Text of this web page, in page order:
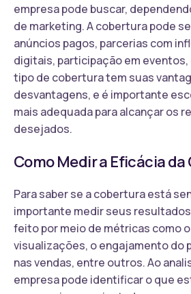
empresa pode buscar,
de marketing. A cobertura pode
anúncios pagos, parcerias com
digitais, participação em
tipo de cobertura tem suas
desvantagens, e é importante
mais adequada para alcançar os
desejados.
Como Medir a Eficácia
Para saber se a cobertura está
importante medir seus
feito por meio de métricas como
visualizações, o engajamento do
nas vendas, entre outros. Ao
empresa pode identificar o que